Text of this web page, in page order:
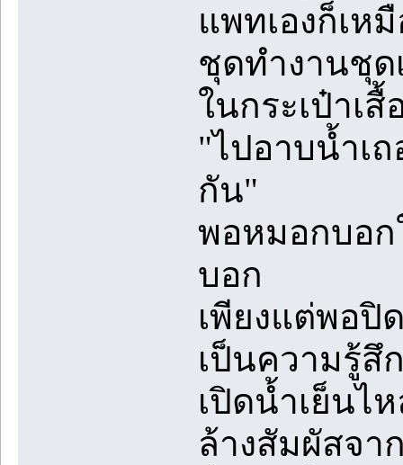
แพทเองก็เห
ชุดทำงานชุด
ในกระเป๋าเ
"ไปอาบน้ำเ
กัน"
พอหมอกบอก
บอก
เพียงแต่พอปิ
เป็นความรู้สึ
เปิดน้ำเย็นไ
ล้างสัมผัสจา